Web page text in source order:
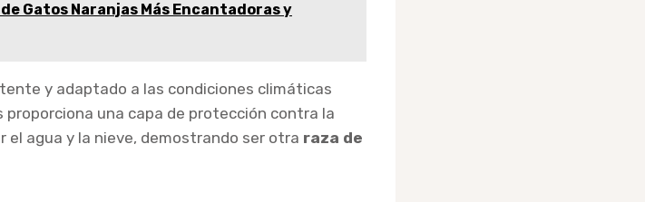
de Gatos Naranjas Más Encantadoras y
y adaptado a las condiciones climáticas
una capa de protección contra la
agua y la nieve, demostrando ser otra raza de